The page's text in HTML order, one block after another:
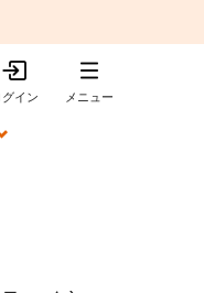
グイン メニュー